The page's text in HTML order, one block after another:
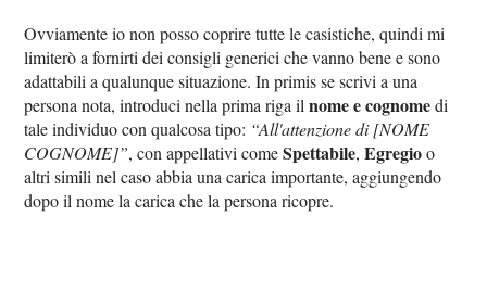
Ovviamente io non posso coprire tutte le casistiche, quindi mi
limiterò a fornirti dei consigli generici che vanno bene e sono
adattabili a qualunque situazione. In primis se scrivi a una
persona nota, introduci nella prima riga ilnome e cognomedi
tale individuo con qualcosa tipo: “All'attenzione di [NOME
COGNOME]”, con appellativi comeSpettabile,Egregioo
altri simili nel caso abbia una carica importante, aggiungendo
dopo il nome la carica che la persona ricopre.